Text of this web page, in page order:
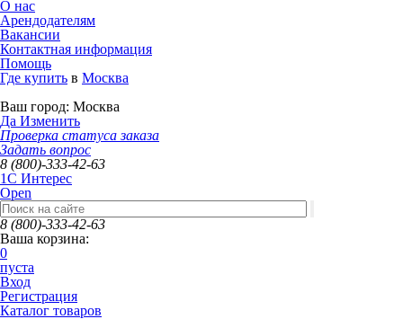
О нас
Арендодателям
Вакансии
Контактная информация
Помощь
Где купить в Москва
Ваш город: Москва
Да Изменить
Проверка статуса заказа
Задать вопрос
8 (800)-333-42-63
1C Интерес
Open
8 (800)-333-42-63
Ваша корзина:
0
пуста
Вход
Регистрация
Каталог товаров